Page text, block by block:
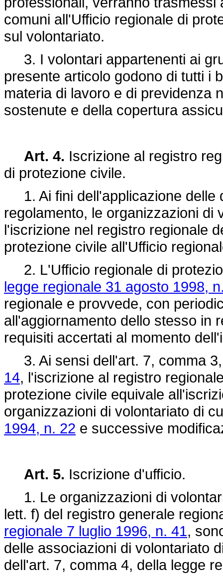
comuni all'Ufficio regionale di
sul volontariato.
3. I volontari appartenenti ai
presente articolo godono di tutti i
materia di lavoro e di previdenza
sostenute e della copertura
Art. 4. Iscrizione al registro
di protezione civile.
1. Ai fini dell'applicazione delle
regolamento, le organizzazioni di
l'iscrizione nel registro regionale
protezione civile all'Ufficio
2. L'Ufficio regionale di
legge regionale 31 agosto 1998,
regionale e provvede, con
all'aggiornamento dello stesso in
requisiti accertati al momento
3. Ai sensi dell'art. 7, comma
14, l'iscrizione al registro
protezione civile equivale
organizzazioni di volontariato di
1994, n. 22 e successive
Art. 5. Iscrizione d'ufficio.
1. Le organizzazioni di
lett. f) del registro generale
regionale 7 luglio 1996, n. 41,
delle associazioni di volontariato
dell'art. 7, comma 4, della legge